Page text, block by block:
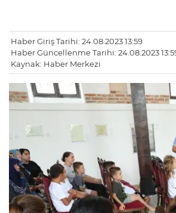
Haber Giriş Tarihi: 24.08.2023 13:59
Haber Güncellenme Tarihi: 24.08.2023
Kaynak: Haber Merkezi